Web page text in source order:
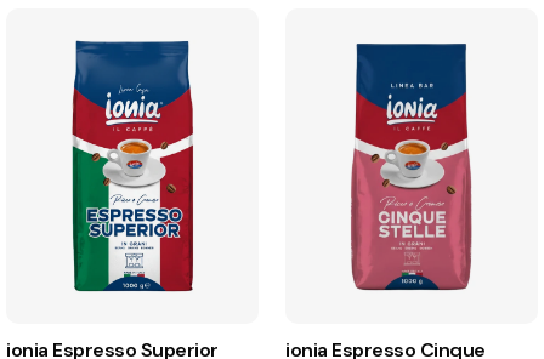
ionia Espresso Superior
ionia Espresso Cinque